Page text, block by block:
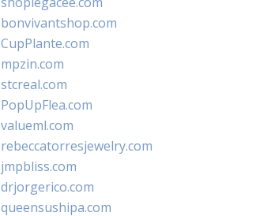
bonvivantshop.com
CupPlante.com
mpzin.com
stcreal.com
PopUpFlea.com
valueml.com
rebeccatorresjewelry.com
jmpbliss.com
drjorgerico.com
queensushipa.com